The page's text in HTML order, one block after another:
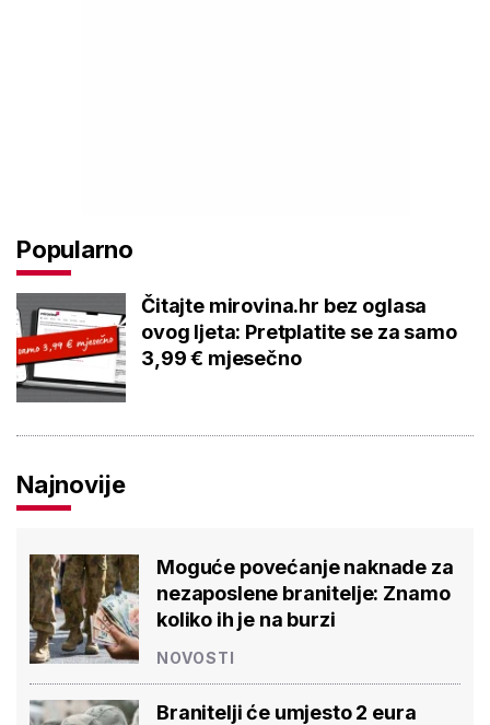
Popularno
Čitajte mirovina.hr bez oglasa
ovog ljeta: Pretplatite se za samo
3,99 € mjesečno
Najnovije
Moguće povećanje naknade za
nezaposlene branitelje: Znamo
koliko ih je na burzi
NOVOSTI
Branitelji će umjesto 2 eura